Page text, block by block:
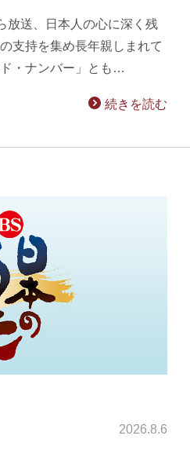
放送、日本人の心に深く残
支持を集め長年親しまれて
・ナンバー」とも…
続きを読む
2026.8.6